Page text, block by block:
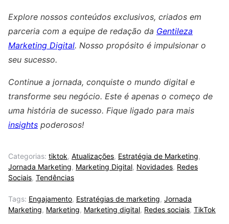
Explore nossos conteúdos exclusivos, criados em
parceria com a equipe de redação da Gentileza
Marketing Digital. Nosso propósito é impulsionar o
seu sucesso.
Continue a jornada, conquiste o mundo digital e
transforme seu negócio. Este é apenas o começo de
uma história de sucesso. Fique ligado para mais
insights poderosos!
Categorias: tiktok, Atualizações, Estratégia de Marketing,
Jornada Marketing, Marketing Digital, Novidades, Redes
Sociais, Tendências
Tags: Engajamento, Estratégias de marketing, Jornada
Marketing, Marketing, Marketing digital, Redes sociais, TikTok